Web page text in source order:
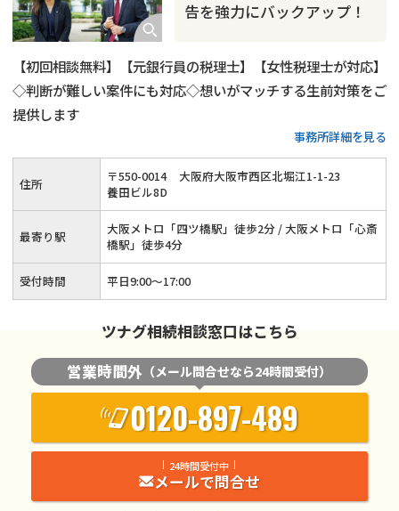
告を強力にバックアップ！
【初回相談無料】【元銀行員の税理士】【女性税理士が対応】
◇判断が難しい案件にも対応◇想いがマッチする生前対策をご
提供します
事務所詳細を見る
住所 〒550-0014
大阪府大阪市西区北堀江1-1-23
養田ビル8D
最寄り駅
大阪メトロ「四ツ橋駅」徒歩2分 / 大阪メトロ「心斎
橋駅」徒歩4分
受付時間 平日9:00〜17:00
ツナグ相続相談窓口はこちら
営業時間外 （メール問合せなら24時間受付）
0120-897-489
24時間受付中
メールで問合せ